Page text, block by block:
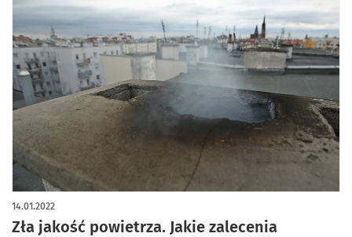
Zła jakość powietrza. Jakie zalecenia
14.01.2022